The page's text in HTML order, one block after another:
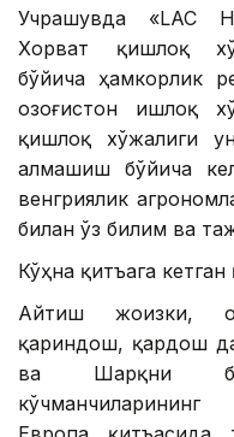
Учрашувда «LAC
Хорват қишлоқ
бўйича ҳамкорлик
Қозоғистон Қишлоқ
қишлоқ хўжалиги
алмашиш бўйича
венгриялик
билан ўз билим ва
Кўҳна қитъага
Айтиш жоизки,
қариндош, қардош
ва Шарқни